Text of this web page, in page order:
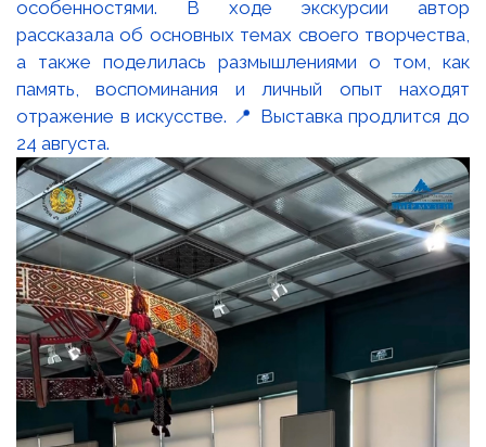
особенностями. В ходе экскурсии автор
рассказала об основных темах своего творчества,
а также поделилась размышлениями о том, как
память, воспоминания и личный опыт находят
отражение в искусстве. 📍 Выставка продлится до
24 августа.